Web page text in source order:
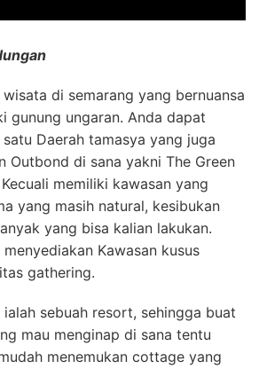
di semarang yang bernuansa
gunung ungaran. Anda dapat
Daerah tamasya yang juga
Outbond di sana yakni The Green
memiliki kawasan yang
yang masih natural, kesibukan
yang bisa kalian lakukan.
Kawasan kusus
gathering.
sebuah resort, sehingga buat
mau menginap di sana tentu
menemukan cottage yang